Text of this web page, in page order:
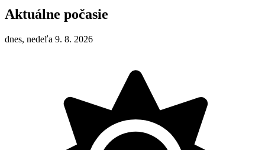
Aktuálne počasie
dnes, nedeľa 9. 8. 2026